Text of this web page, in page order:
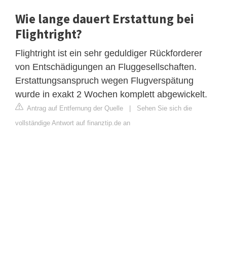
Wie lange dauert Erstattung bei
Flightright?
Flightright ist ein sehr geduldiger Rückforderer
von Entschädigungen an Fluggesellschaften.
Erstattungsanspruch wegen Flugverspätung
wurde in exakt 2 Wochen komplett abgewickelt.
Antrag auf Entfernung der Quelle | Sehen Sie sich die
vollständige Antwort auf finanztip.de an